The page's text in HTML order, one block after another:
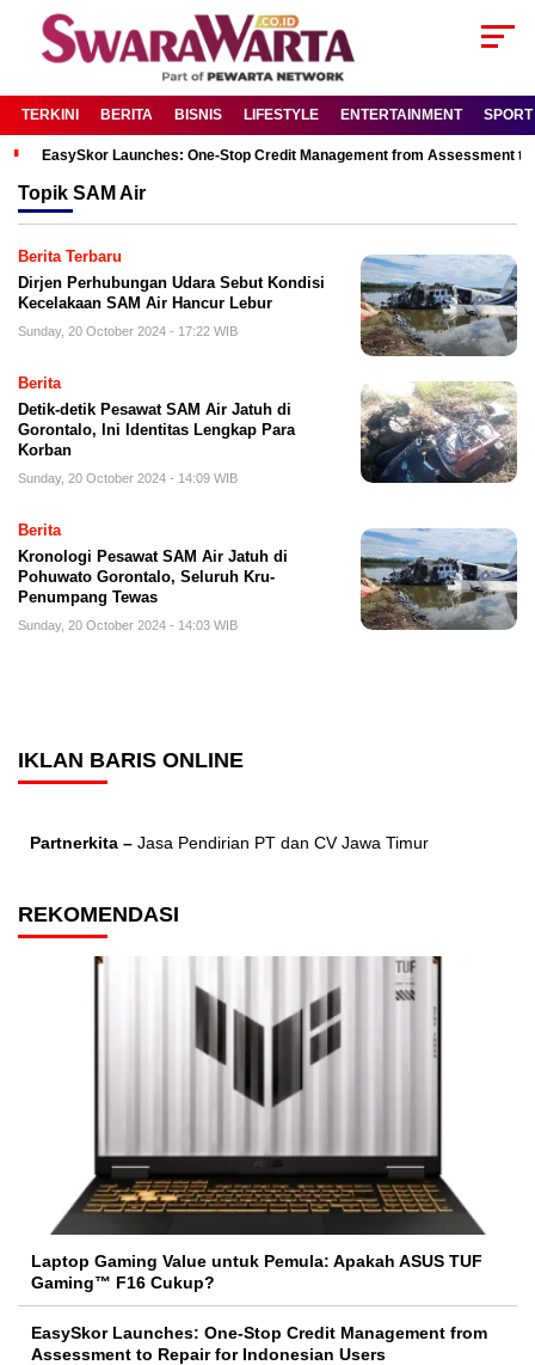
TERKINI BERITA BISNIS LIFESTYLE ENTERTAINMENT SPORT
EasySkor Launches: One-Stop Credit Management from Assessment
Topik SAM Air
Berita Terbaru
Dirjen Perhubungan Udara Sebut Kondisi
Kecelakaan SAM Air Hancur Lebur
Sunday, 20 October 2024 - 17:22 WIB
Berita
Detik-detik Pesawat SAM Air Jatuh di
Gorontalo, Ini Identitas Lengkap Para
Korban
Sunday, 20 October 2024 - 14:09 WIB
Berita
Kronologi Pesawat SAM Air Jatuh di
Pohuwato Gorontalo, Seluruh Kru-
Penumpang Tewas
Sunday, 20 October 2024 - 14:03 WIB
IKLAN BARIS ONLINE
Partnerkita – Jasa Pendirian PT dan CV Jawa Timur
REKOMENDASI
Laptop Gaming Value untuk Pemula: Apakah ASUS TUF
Gaming™ F16 Cukup?
EasySkor Launches: One-Stop Credit Management from
Assessment to Repair for Indonesian Users